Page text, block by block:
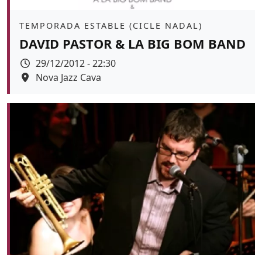
Àmbit
TEMPORADA ESTABLE (CICLE NADAL)
DAVID PASTOR & LA BIG BOM BAND
Data
29/12/2012 - 22:30
Espai
Nova Jazz Cava